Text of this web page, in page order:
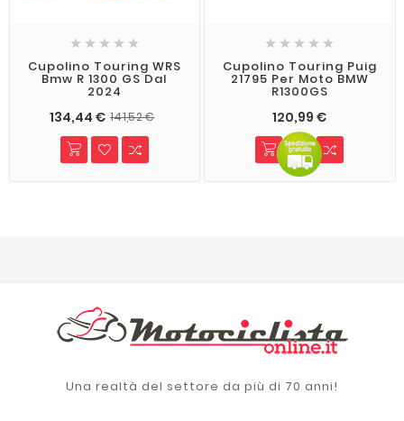
    
Cupolino Touring WRS
Bmw R 1300 GS Dal
2024
134,44 € 141,52 €
    
Cupolino Touring Puig
21795 Per Moto BMW
R1300GS
120,99 €
Una realtà del settore da più di 70 anni!